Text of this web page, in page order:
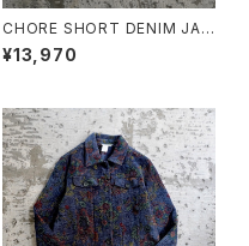
CHORE SHORT DENIM JAC
KET
¥13,970